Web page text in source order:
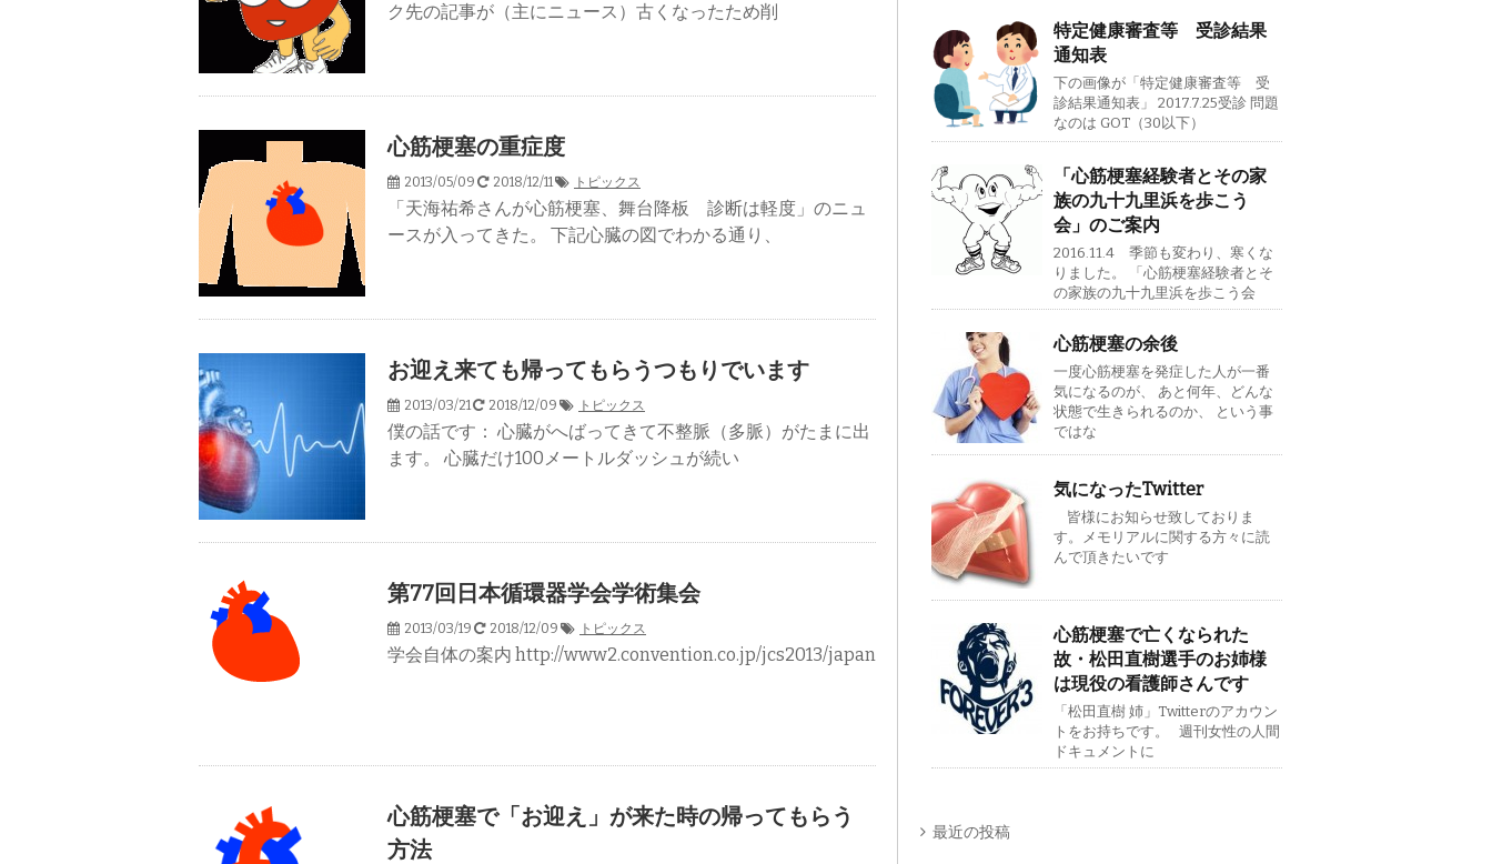
ク先の記事が（主にニュース）古くなったため削
心筋梗塞の重症度
2013/05/09 2018/12/11 トピックス
「天海祐希さんが心筋梗塞、舞台降板 診断は軽度」のニュ
ースが入ってきた。 下記心臓の図でわかる通り、
お迎え来ても帰ってもらうつもりでいます
2013/03/21 2018/12/09 トピックス
僕の話です： 心臓がへばってきて不整脈（多脈）がたまに出
ます。 心臓だけ100メートルダッシュが続い
第77回日本循環器学会学術集会
2013/03/19 2018/12/09 トピックス
学会自体の案内 http://www2.convention.co.jp/jcs2013/japan
心筋梗塞で「お迎え」が来た時の帰ってもらう
方法
特定健康審査等 受診結果
通知表
下の画像が「特定健康審査等 受
診結果通知表」 2017.7.25受診 問題
なのは GOT（30以下）
「心筋梗塞経験者とその家
族の九十九里浜を歩こう
会」のご案内
2016.11.4 季節も変わり、寒くな
りました。 「心筋梗塞経験者とそ
の家族の九十九里浜を歩こう会
心筋梗塞の余後
一度心筋梗塞を発症した人が一番
気になるのが、 あと何年、どんな
状態で生きられるのか、 という事
ではな
気になったTwitter
皆様にお知らせ致しておりま
す。メモリアルに関する方々に読
んで頂きたいです
心筋梗塞で亡くなられた
故・松田直樹選手のお姉様
は現役の看護師さんです
「松田直樹 姉」Twitterのアカウン
トをお持ちです。 週刊女性の人間
ドキュメントに
最近の投稿